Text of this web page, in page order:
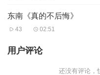
东南《真的不后悔》
43 02:51
用户评论
还没有评论，